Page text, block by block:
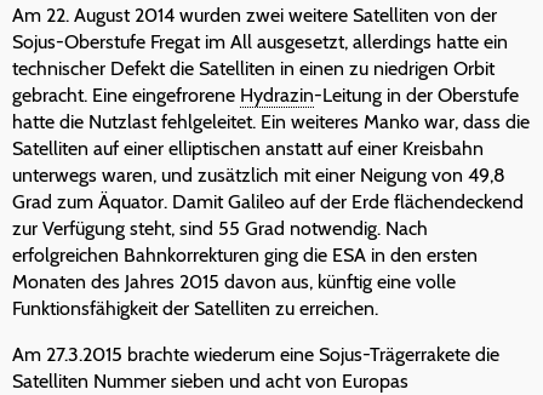
Am 22. August 2014 wurden zwei weitere Satelliten von der
Sojus-Oberstufe Fregat im All ausgesetzt, allerdings hatte ein
technischer Defekt die Satelliten in einen zu niedrigen Orbit
gebracht. Eine eingefrorene Hydrazin-Leitung in der Oberstufe
hatte die Nutzlast fehlgeleitet. Ein weiteres Manko war, dass die
Satelliten auf einer elliptischen anstatt auf einer Kreisbahn
unterwegs waren, und zusätzlich mit einer Neigung von 49,8
Grad zum Äquator. Damit Galileo auf der Erde flächendeckend
zur Verfügung steht, sind 55 Grad notwendig. Nach
erfolgreichen Bahnkorrekturen ging die ESA in den ersten
Monaten des Jahres 2015 davon aus, künftig eine volle
Funktionsfähigkeit der Satelliten zu erreichen.
Am 27.3.2015 brachte wiederum eine Sojus-Trägerrakete die
Satelliten Nummer sieben und acht von Europas